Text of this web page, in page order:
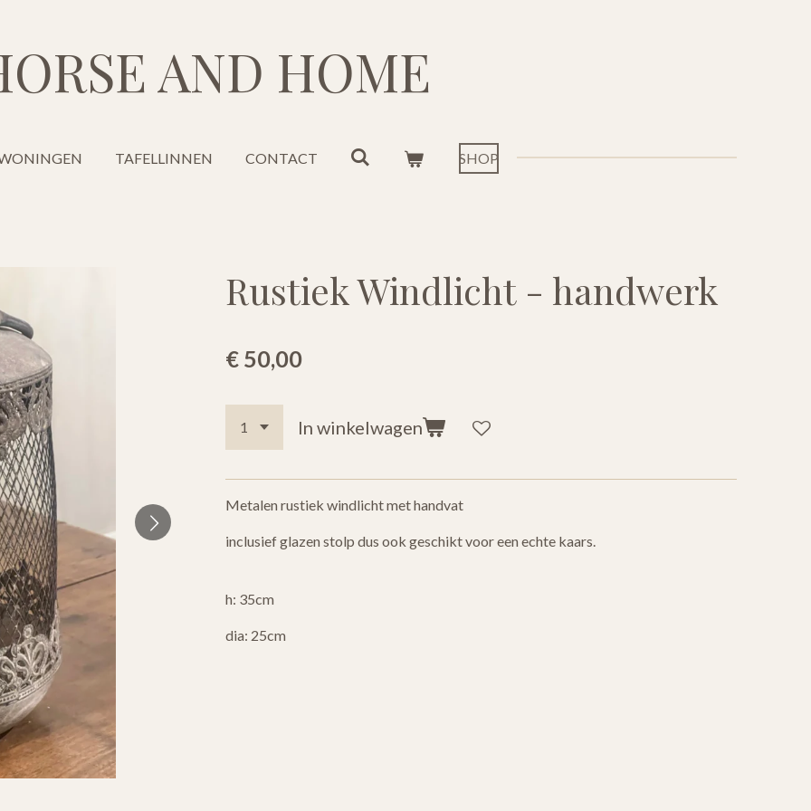
AND HOME
TAFELLINNEN CONTACT SHOP
Rustiek Windlicht - handwerk
€ 50,00
In winkelwagen
Metalen rustiek windlicht met handvat
inclusief glazen stolp dus ook geschikt voor een echte kaars.
h: 35cm
dia: 25cm